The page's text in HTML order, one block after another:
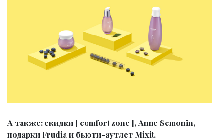
А также: скидки [ comfort zone ], Anne Semonin,
подарки Frudia и бьюти-аутлет Mixit.